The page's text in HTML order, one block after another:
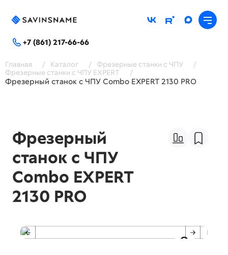
+7 (861) 217-66-66
Главная / Каталог / Фрезерные станки с ЧПУ
/
Фрезерные станки с ЧПУ EXPERT
/
Фрезерный станок с ЧПУ Combo EXPERT 2130 PRO
Фрезерный
станок с ЧПУ
Combo EXPERT
2130 PRO